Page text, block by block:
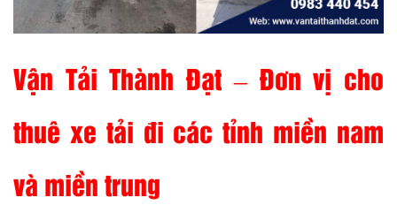
Vận Tải Thành Đạt – Đơn vị cho
thuê xe tải đi các tỉnh miền nam
và miền trung